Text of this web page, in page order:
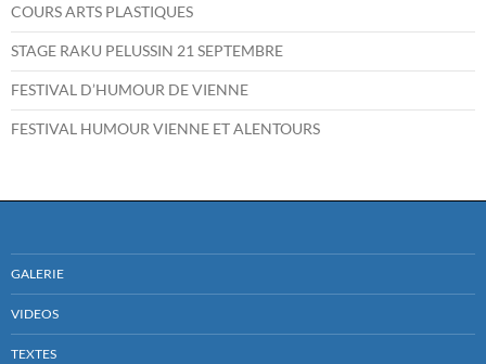
COURS ARTS PLASTIQUES
STAGE RAKU PELUSSIN 21 SEPTEMBRE
FESTIVAL D’HUMOUR DE VIENNE
FESTIVAL HUMOUR VIENNE ET ALENTOURS
GALERIE
VIDEOS
TEXTES